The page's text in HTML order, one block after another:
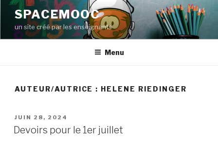
Aller
contenu
principal
SPACEMOOC
un site créé par les enseignants
Menu
AUTEUR/AUTRICE : HELENE RIEDINGER
PUBLIÉ
LE
JUIN 28, 2024
Devoirs pour le 1er juillet